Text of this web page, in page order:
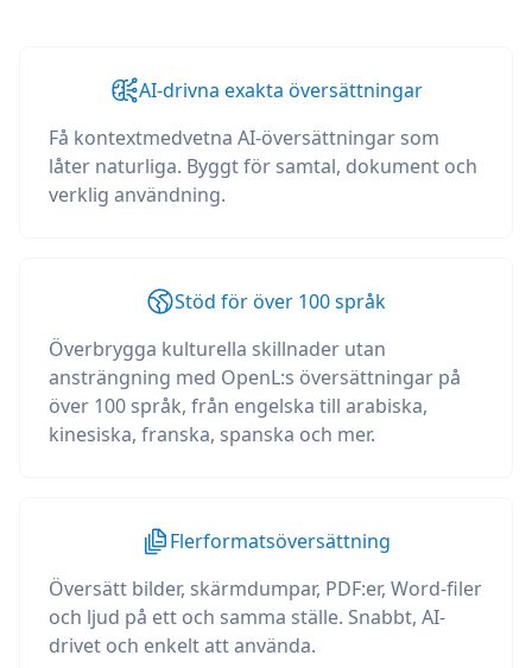
AI-drivna exakta översättningar
Få kontextmedvetna AI-översättningar som
låter naturliga. Byggt för samtal, dokument och
verklig användning.
Stöd för över 100 språk
Överbrygga kulturella skillnader utan
ansträngning med OpenL:s översättningar på
över 100 språk, från engelska till arabiska,
kinesiska, franska, spanska och mer.
Flerformatsöversättning
Översätt bilder, skärmdumpar, PDF:er, Word-filer
och ljud på ett och samma ställe. Snabbt, AI-
drivet och enkelt att använda.